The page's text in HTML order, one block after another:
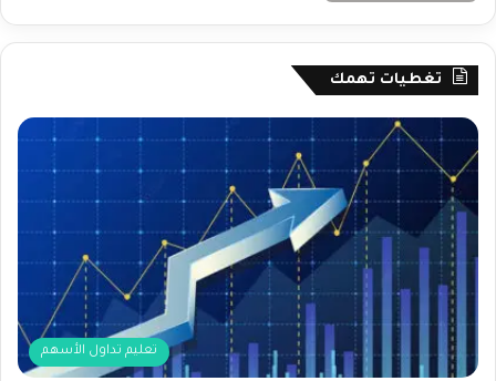
تغطيات تهمك
تعليم تداول الأسهم